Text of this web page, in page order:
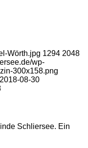
Wörth.jpg 1294 2048
wp-
300x158.png
2018-08-30
Schliersee. Ein